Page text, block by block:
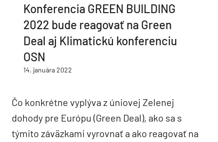
Konferencia GREEN BUILDING
2022 bude reagovať na Green
Deal aj Klimatickú konferenciu
OSN
14. januára 2022
Čo konkrétne vyplýva z úniovej Zelenej
dohody pre Európu (Green Deal), ako sa s
týmito záväzkami vyrovnať a ako reagovať na